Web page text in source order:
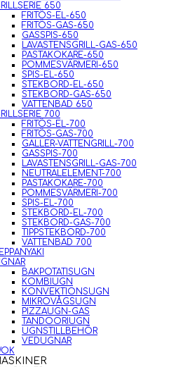
650
FRITÖS-EL-650
FRITÖS-GAS-650
GASSPIS-650
LAVASTENSGRILL-GAS-650
PASTAKOKARE-650
POMMESVÄRMERI-650
SPIS-EL-650
STEKBORD-EL-650
STEKBORD-GAS-650
VATTENBAD 650
700
FRITÖS-EL-700
FRITÖS-GAS-700
GALLER-VATTENGRILL-700
GASSPIS-700
LAVASTENSGRILL-GAS-700
NEUTRALELEMENT-700
PASTAKOKARE-700
POMMESVÄRMERI-700
SPIS-EL-700
STEKBORD-EL-700
STEKBORD-GAS-700
TIPPSTEKBORD-700
VATTENBAD 700
BAKPOTATISUGN
KOMBIUGN
KONVEKTIONSUGN
MIKROVÅGSUGN
PIZZAUGN-GAS
TANDOORIUGN
UGNSTILLBEHÖR
VEDUGNAR